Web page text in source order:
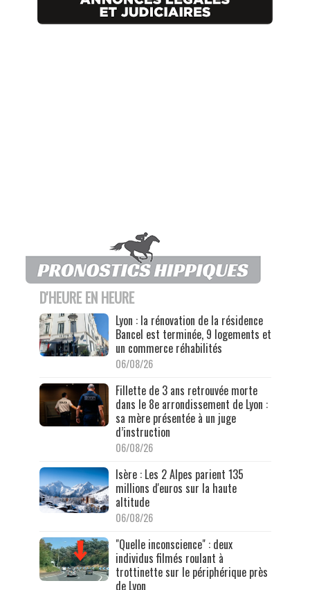
D'HEURE EN HEURE
Lyon : la rénovation de la résidence
Bancel est terminée, 9 logements et
un commerce réhabilités
06/08/26
Fillette de 3 ans retrouvée morte
dans le 8e arrondissement de Lyon :
sa mère présentée à un juge
d’instruction
06/08/26
Isère : Les 2 Alpes parient 135
millions d'euros sur la haute
altitude
06/08/26
"Quelle inconscience" : deux
individus filmés roulant à
trottinette sur le périphérique près
de Lyon